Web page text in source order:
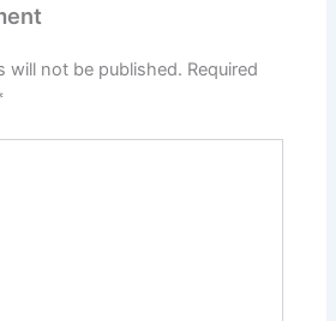
will not be published. Required